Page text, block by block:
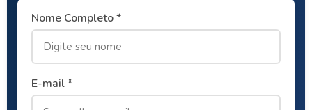
Nome Completo *
E-mail *